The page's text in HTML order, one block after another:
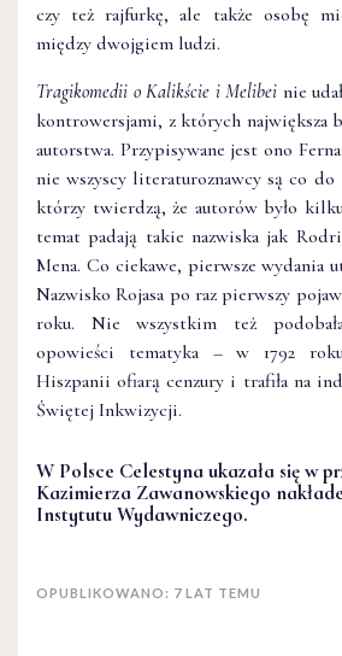
czy też rajfurkę, ale także osobę
między dwojgiem ludzi.
Tragikomedii o Kalikście i Melibei nie
kontrowersjami, z których największa
autorstwa. Przypisywane jest ono
nie wszyscy literaturoznawcy są co do
którzy twierdzą, że autorów było
temat padają takie nazwiska jak
Mena. Co ciekawe, pierwsze wydania
Nazwisko Rojasa po raz pierwszy
roku. Nie wszystkim też
opowieści tematyka – w 1792
Hiszpanii ofiarą cenzury i trafiła na
Świętej Inkwizycji.
W Polsce Celestyna ukazała się w
Kazimierza Zawanowskiego
Instytutu Wydawniczego.
OPUBLIKOWANO: 7 LAT TEMU